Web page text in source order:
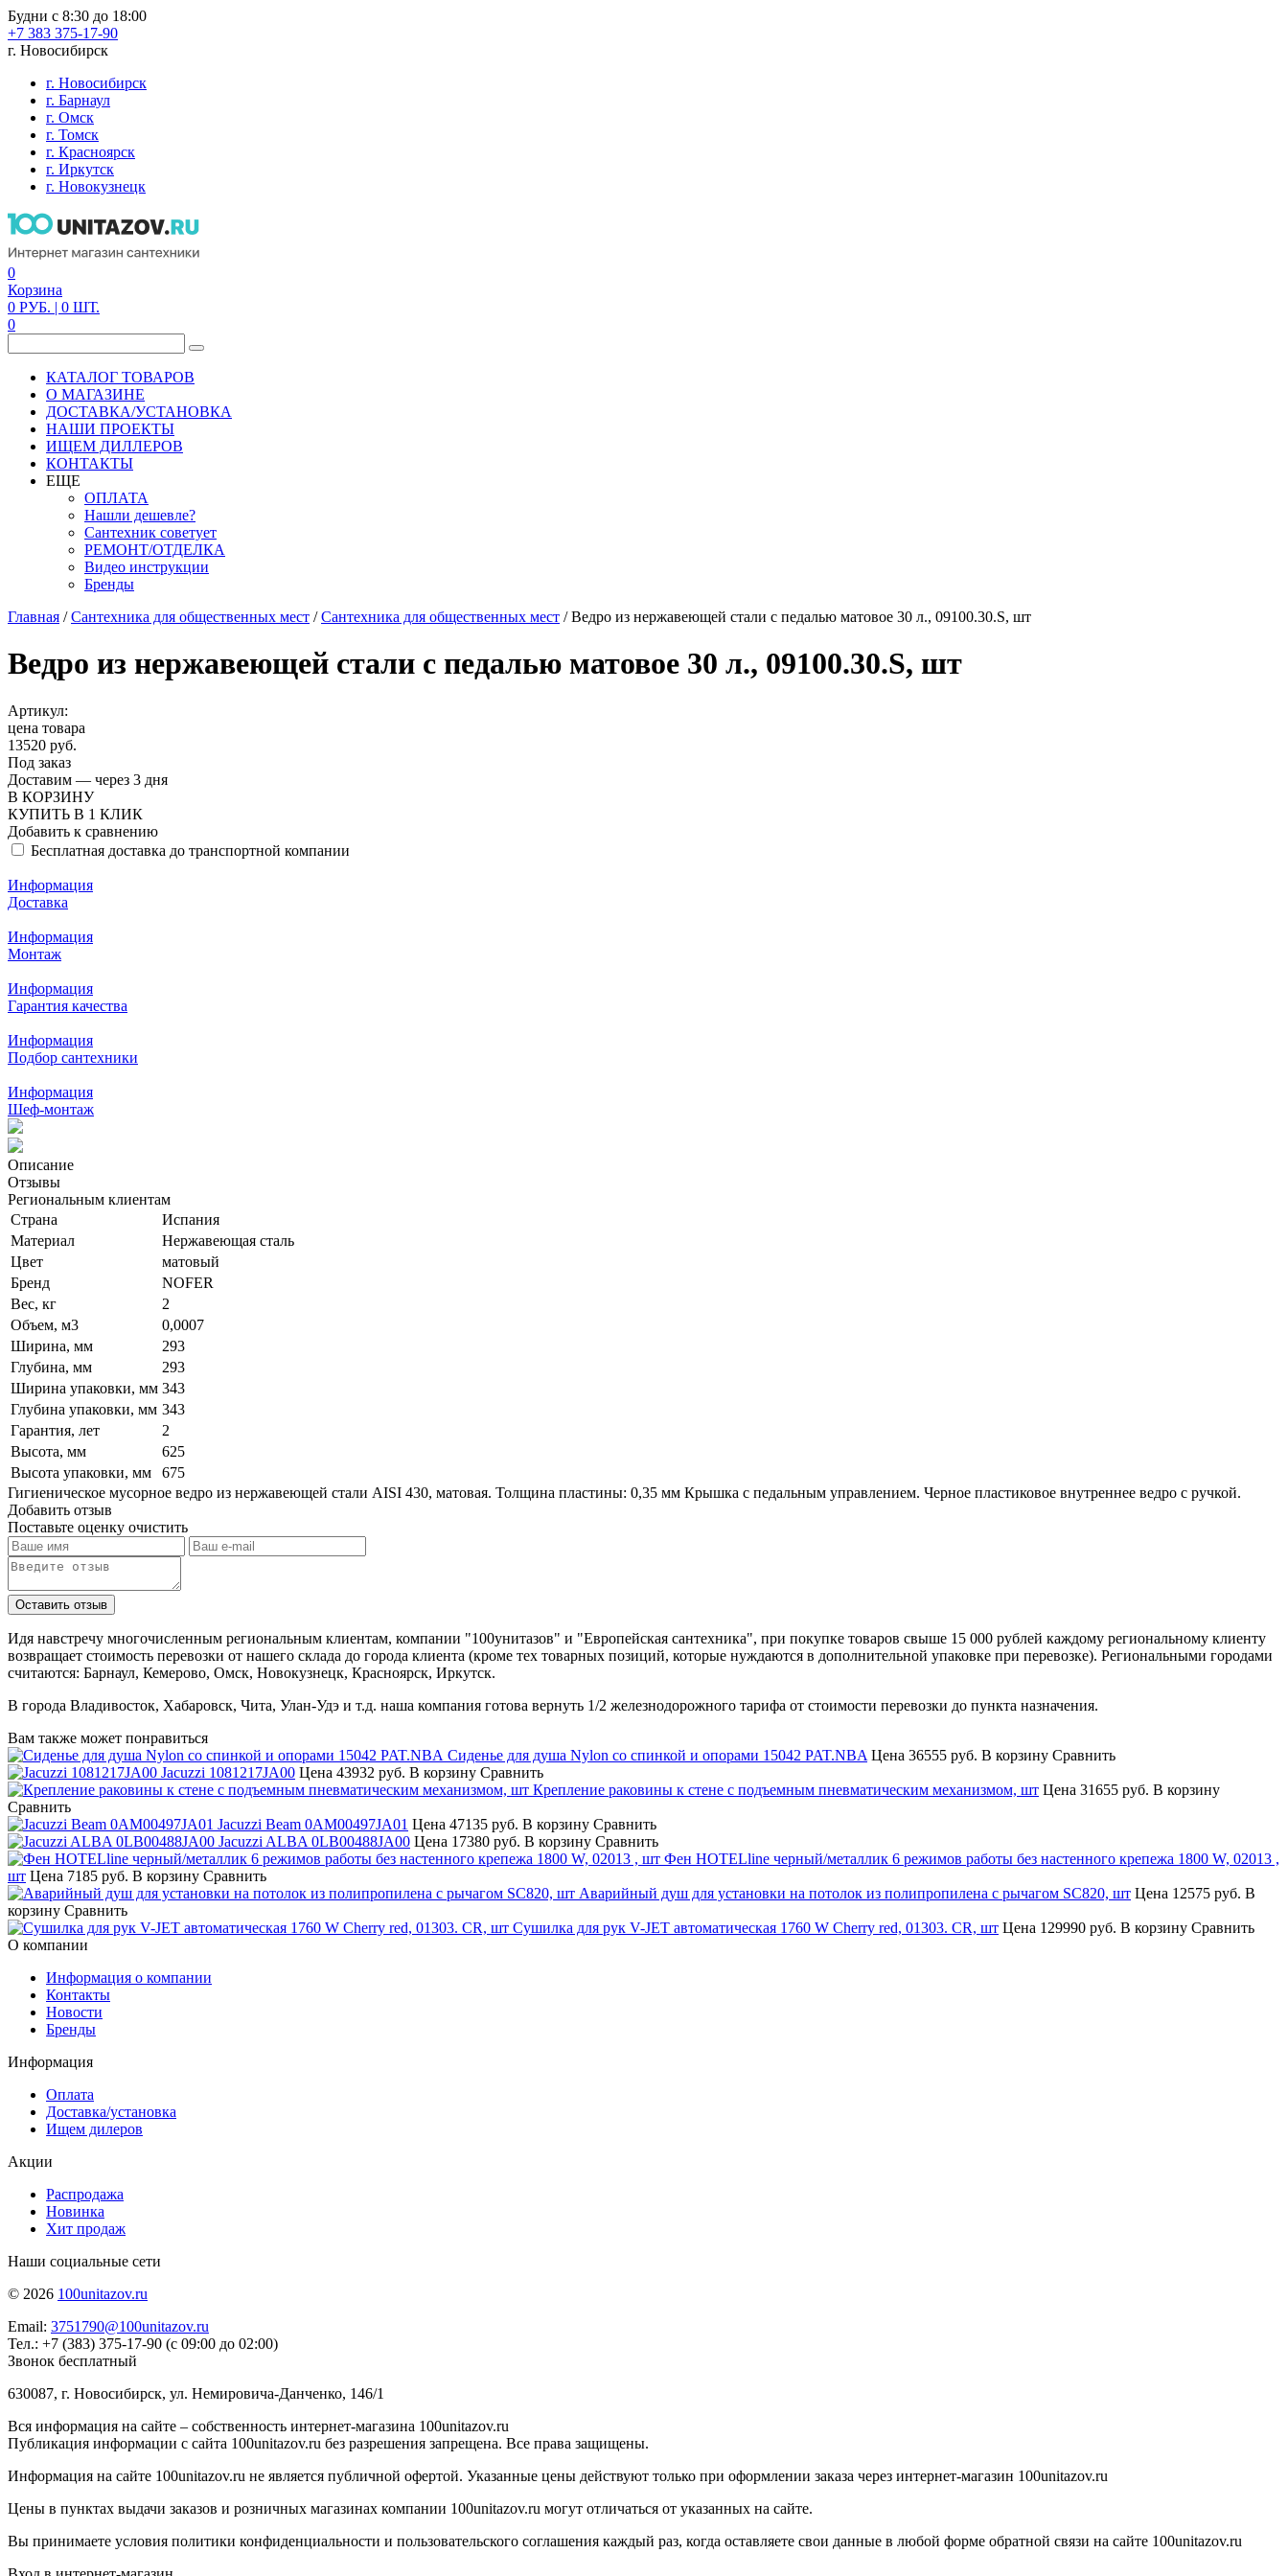
Будни с 8:30 до 18:00
+7 383 375-17-90
г. Новосибирск
г. Новосибирск
г. Барнаул
г. Омск
г. Томск
г. Красноярск
г. Иркутск
г. Новокузнецк
0
Корзина
0 РУБ. | 0 ШТ.
0
КАТАЛОГ ТОВАРОВ
О МАГАЗИНЕ
ДОСТАВКА/УСТАНОВКА
НАШИ ПРОЕКТЫ
ИЩЕМ ДИЛЛЕРОВ
КОНТАКТЫ
ЕЩЕ
ОПЛАТА
Нашли дешевле?
Сантехник советует
РЕМОНТ/ОТДЕЛКА
Видео инструкции
Бренды
Главная /Сантехника для общественных мест /Сантехника для общественных мест /Ведро из нержавеющей стали с педалью матовое 30 л., 09100.30.S, шт
Ведро из нержавеющей стали с педалью матовое 30 л., 09100.30.S, шт
Артикул:
цена товара
13520 руб.
Под заказ
Доставим — через 3 дня
В КОРЗИНУ
КУПИТЬ В 1 КЛИК
Добавить к сравнению
Бесплатная доставка до транспортной компании
Информация
Доставка
Информация
Монтаж
Информация
Гарантия качества
Информация
Подбор сантехники
Информация
Шеф-монтаж
Описание
Отзывы
Региональным клиентам
Страна
Испания
Материал
Нержавеющая сталь
Цвет
матовый
Бренд
NOFER
Вес, кг
2
Объем, м3
0,0007
Ширина, мм
293
Глубина, мм
293
Ширина упаковки, мм 343
Глубина упаковки, мм 343
Гарантия, лет
2
Высота, мм
625
Высота упаковки, мм
675
Гигиеническое мусорное ведро из нержавеющей стали AISI 430, матовая. Толщина пластины: 0,35 мм Крышка с педальным управлением. Черное пластиковое внутреннее ведро с ручкой.
Добавить отзыв
Поставьте оценку очистить
Идя навстречу многочисленным региональным клиентам, компании "100унитазов" и "Европейская сантехника", при покупке товаров свыше 15 000 рублей каждому региональному клиенту
возвращает стоимость перевозки от нашего склада до города клиента (кроме тех товарных позиций, которые нуждаются в дополнительной упаковке при перевозке). Региональными городами
считаются: Барнаул, Кемерово, Омск, Новокузнецк, Красноярск, Иркутск.
В города Владивосток, Хабаровск, Чита, Улан-Удэ и т.д. наша компания готова вернуть 1/2 железнодорожного тарифа от стоимости перевозки до пункта назначения.
Вам также может понравиться
Сиденье для душа Nylon со спинкой и опорами 15042 PAT.NBA Цена 36555 руб. В корзину Сравнить
Jacuzzi 1081217JA00 Цена 43932 руб. В корзину Сравнить
Крепление раковины к стене с подъемным пневматическим механизмом, шт Цена 31655 руб. В корзину
Сравнить
Jacuzzi Beam 0AM00497JA01 Цена 47135 руб. В корзину Сравнить
Jacuzzi ALBA 0LB00488JA00 Цена 17380 руб. В корзину Сравнить
Фен HOTELline черный/металлик 6 режимов работы без настенного крепежа 1800 W, 02013 ,
шт Цена 7185 руб. В корзину Сравнить
Аварийный душ для установки на потолок из полипропилена с рычагом SC820, шт Цена 12575 руб. В
корзину Сравнить
Сушилка для рук V-JET автоматическая 1760 W Cherry red, 01303. CR, шт Цена 129990 руб. В корзину Сравнить
О компании
Информация о компании
Контакты
Новости
Бренды
Информация
Оплата
Доставка/установка
Ищем дилеров
Акции
Распродажа
Новинка
Хит продаж
Наши социальные сети
© 2026 100unitazov.ru
Email: 3751790@100unitazov.ru
Тел.: +7 (383) 375-17-90 (с 09:00 до 02:00)
Звонок бесплатный
630087, г. Новосибирск, ул. Немировича-Данченко, 146/1
Вся информация на сайте – собственность интернет-магазина 100unitazov.ru
Публикация информации с сайта 100unitazov.ru без разрешения запрещена. Все права защищены.
Информация на сайте 100unitazov.ru не является публичной офертой. Указанные цены действуют только при оформлении заказа через интернет-магазин 100unitazov.ru
Цены в пунктах выдачи заказов и розничных магазинах компании 100unitazov.ru могут отличаться от указанных на сайте.
Вы принимаете условия политики конфиденциальности и пользовательского соглашения каждый раз, когда оставляете свои данные в любой форме обратной связи на сайте 100unitazov.ru